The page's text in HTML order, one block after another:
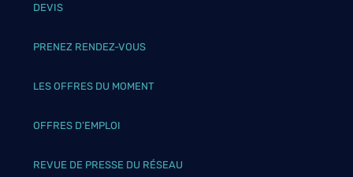
DEVIS
PRENEZ RENDEZ-VOUS
LES OFFRES DU MOMENT
OFFRES D’EMPLOI
REVUE DE PRESSE DU RÉSEAU